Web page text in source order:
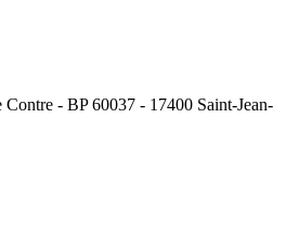
- BP 60037 - 17400 Saint-Jean-